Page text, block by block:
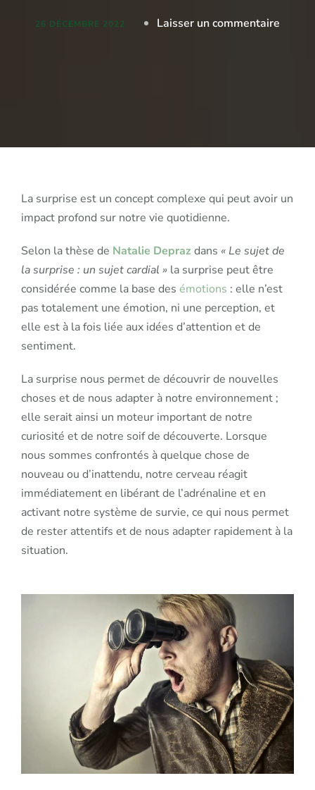
26 DÉCEMBRE 2022 Laisser un commentaire
La surprise est un concept complexe qui peut avoir un
impact profond sur notre vie quotidienne.
Selon la thèse de Natalie Depraz dans « Le sujet de
la surprise : un sujet cardial » la surprise peut être
considérée comme la base des émotions : elle n’est
pas totalement une émotion, ni une perception, et
elle est à la fois liée aux idées d’attention et de
sentiment.
La surprise nous permet de découvrir de nouvelles
choses et de nous adapter à notre environnement ;
elle serait ainsi un moteur important de notre
curiosité et de notre soif de découverte. Lorsque
nous sommes confrontés à quelque chose de
nouveau ou d’inattendu, notre cerveau réagit
immédiatement en libérant de l’adrénaline et en
activant notre système de survie, ce qui nous permet
de rester attentifs et de nous adapter rapidement à la
situation.